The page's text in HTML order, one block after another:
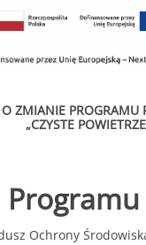
ZMIANIE PROGRAMU
„CZYSTE
Ochrony